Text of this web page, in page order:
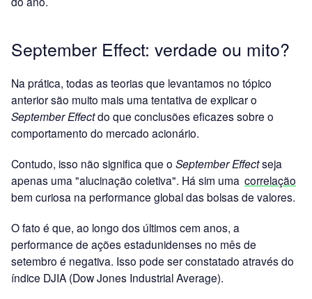
September Effect: verdade ou mito?
Na prática, todas as teorias que levantamos no tópico
anterior são muito mais uma tentativa de explicar o
September Effectdo que conclusões eficazes sobre o
comportamento do mercado acionário.
Contudo, isso não significa que o September Effectseja
apenas uma "alucinação coletiva". Há sim uma correlação
bem curiosa na performance global das bolsas de valores.
O fato é que, ao longo dos últimos cem anos, a
performance de ações estadunidenses no mês de
setembro é negativa. Isso pode ser constatado através do
índice DJIA (Dow Jones Industrial Average).